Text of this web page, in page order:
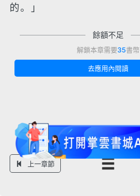
的。」
餘額不足
解鎖本章需要35書幣
去應用內閱讀
上一章節